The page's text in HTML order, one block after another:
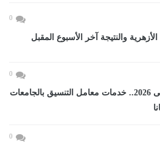
0
الأزهرية والنتيجة آخر الأسبوع المقبل
0
تنسيق المرحلة الأولى 2026.. خدمات معامل التنسيق بالجامعات
0